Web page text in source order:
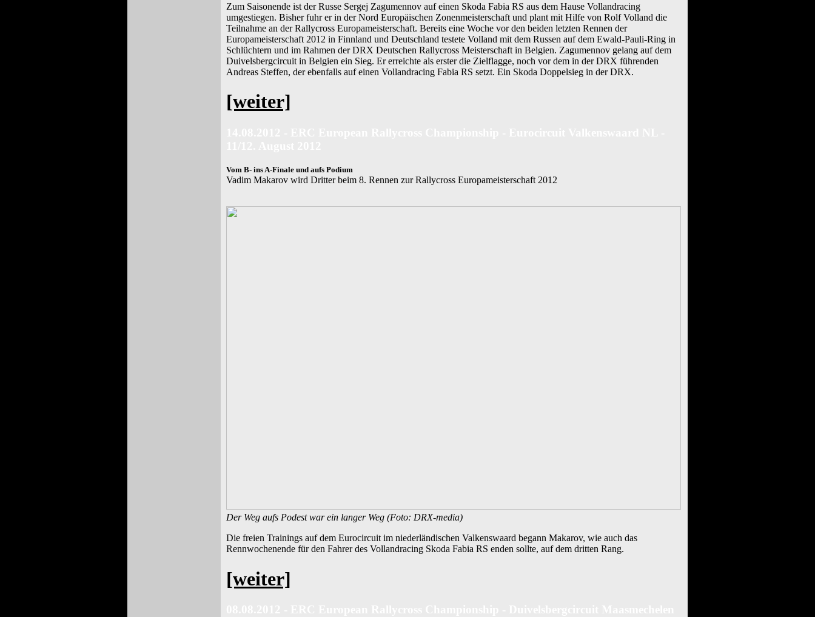
Zum Saisonende ist der Russe Sergej Zagumennov auf einen Skoda Fabia RS aus dem Hause Vollandracing
umgestiegen. Bisher fuhr er in der Nord Europäischen Zonenmeisterschaft und plant mit Hilfe von Rolf Volland die
Teilnahme an der Rallycross Europameisterschaft. Bereits eine Woche vor den beiden letzten Rennen der
Europameisterschaft 2012 in Finnland und Deutschland testete Volland mit dem Russen auf dem Ewald-Pauli-Ring in
Schlüchtern und im Rahmen der DRX Deutschen Rallycross Meisterschaft in Belgien. Zagumennov gelang auf dem
Duivelsbergcircuit in Belgien ein Sieg. Er erreichte als erster die Zielflagge, noch vor dem in der DRX führenden
Andreas Steffen, der ebenfalls auf einen Vollandracing Fabia RS setzt. Ein Skoda Doppelsieg in der DRX.
[weiter]
Vom B- ins A-Finale und aufs Podium
Vadim Makarov wird Dritter beim 8. Rennen zur Rallycross Europameisterschaft 2012
Der Weg aufs Podest war ein langer Weg (Foto: DRX-media)
Die freien Trainings auf dem Eurocircuit im niederländischen Valkenswaard begann Makarov, wie auch das
Rennwochenende für den Fahrer des Vollandracing Skoda Fabia RS enden sollte, auf dem dritten Rang.
[weiter]